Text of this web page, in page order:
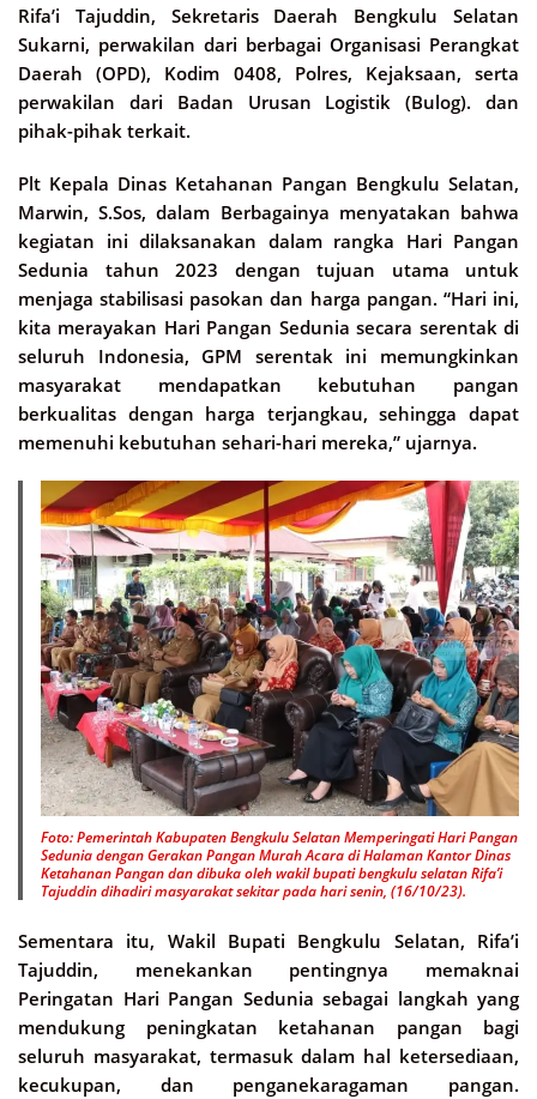
Rifa’i Tajuddin, Sekretaris Daerah Bengkulu Selatan
Sukarni, perwakilan dari berbagai Organisasi Perangkat
Daerah (OPD), Kodim 0408, Polres, Kejaksaan, serta
perwakilan dari Badan Urusan Logistik (Bulog). dan
pihak-pihak terkait.
Plt Kepala Dinas Ketahanan Pangan Bengkulu Selatan,
Marwin, S.Sos, dalam Berbagainya menyatakan bahwa
kegiatan ini dilaksanakan dalam rangka Hari Pangan
Sedunia tahun 2023 dengan tujuan utama untuk
menjaga stabilisasi pasokan dan harga pangan. “Hari ini,
kita merayakan Hari Pangan Sedunia secara serentak di
seluruh Indonesia, GPM serentak ini memungkinkan
masyarakat mendapatkan kebutuhan pangan
berkualitas dengan harga terjangkau, sehingga dapat
memenuhi kebutuhan sehari-hari mereka,” ujarnya.
Foto: Pemerintah Kabupaten Bengkulu Selatan Memperingati Hari Pangan
Sedunia dengan Gerakan Pangan Murah Acara di Halaman Kantor Dinas
Ketahanan Pangan dan dibuka oleh wakil bupati bengkulu selatan Rifa’i
Tajuddin dihadiri masyarakat sekitar pada hari senin, (16/10/23).
Sementara itu, Wakil Bupati Bengkulu Selatan, Rifa’i
Tajuddin, menekankan pentingnya memaknai
Peringatan Hari Pangan Sedunia sebagai langkah yang
mendukung peningkatan ketahanan pangan bagi
seluruh masyarakat, termasuk dalam hal ketersediaan,
kecukupan, dan penganekaragaman pangan.